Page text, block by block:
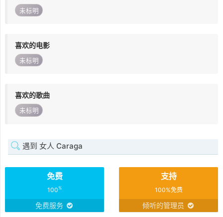
未标明
喜欢的电影
未标明
喜欢的歌曲
未标明
遇到 女人 Caraga
免费
100%
免费服务
支持
100%免费
倾听的管理员